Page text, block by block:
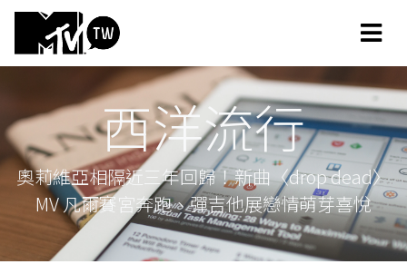
西洋流行
奧莉維亞相隔近三年回歸！新曲〈drop dead〉
MV 凡爾賽宮奔跑、彈吉他展戀情萌芽喜悅